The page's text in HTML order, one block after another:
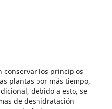
conservar los principios
plantas por más tiempo,
debido a esto, se
de deshidratación